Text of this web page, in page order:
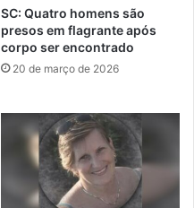
SC: Quatro homens são
presos em flagrante após
corpo ser encontrado
20 de março de 2026